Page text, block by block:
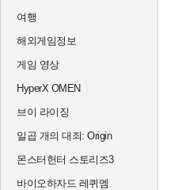
여행
해외게임정보
게임 영상
HyperX OMEN
브이 라이징
일곱 개의 대죄: Origin
몬스터헌터 스토리즈3
바이오하자드 레퀴엠